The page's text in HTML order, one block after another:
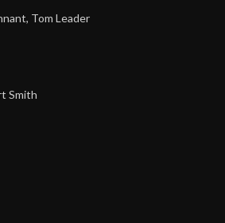
, Tom Leader
Smith